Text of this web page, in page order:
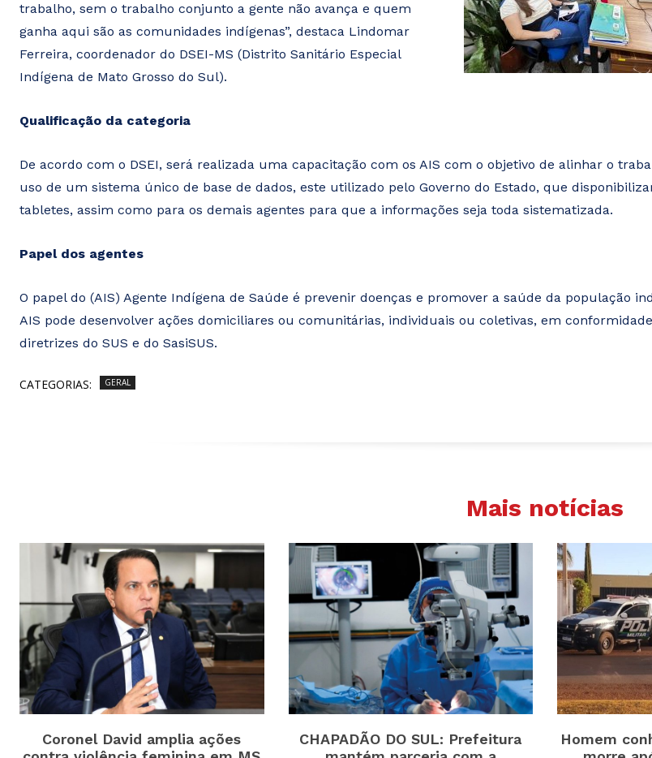
trabalho, sem o trabalho conjunto a gente não avança e quem
ganha aqui são as comunidades indígenas”, destaca Lindomar
Ferreira, coordenador do DSEI-MS (Distrito Sanitário Especial
Indígena de Mato Grosso do Sul).
Qualificação da categoria
De acordo com o DSEI, será realizada uma capacitação com os AIS com o objetivo de alinhar o
uso de um sistema único de base de dados, este utilizado pelo Governo do Estado, que
tabletes, assim como para os demais agentes para que a informações seja toda sistematizada.
Papel dos agentes
O papel do (AIS) Agente Indígena de Saúde é prevenir doenças e promover a saúde da população
AIS pode desenvolver ações domiciliares ou comunitárias, individuais ou coletivas, em
diretrizes do SUS e do SasiSUS.
CATEGORIAS: GERAL
Mais notícias
Coronel David amplia ações
CHAPADÃO DO SUL: Prefeitura
Homem